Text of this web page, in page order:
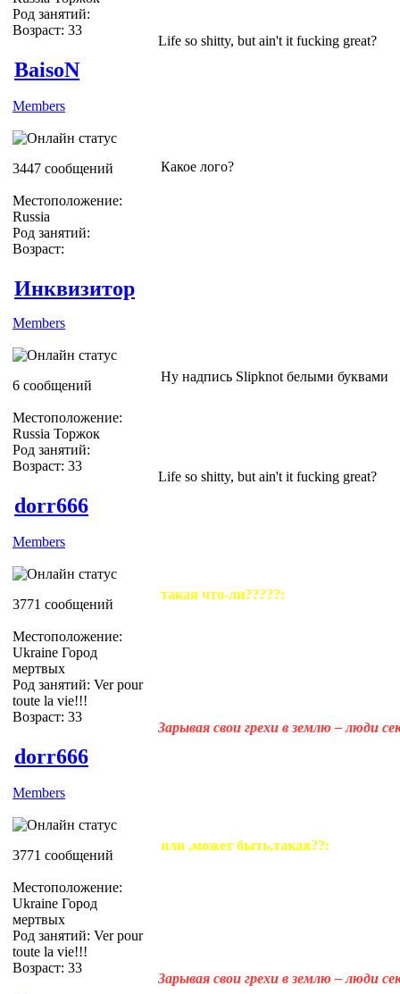
Род занятий:
Возраст: 33
Life so shitty, but ain't it fucking great?
BaisoN
Members
3447 сообщений
Местоположение:
Russia
Род занятий:
Возраст:
Какое лого?
Инквизитор
Members
6 сообщений
Местоположение:
Russia Торжок
Род занятий:
Возраст: 33
Ну надпись Slipknot белыми буквами
Life so shitty, but ain't it fucking great?
dorr666
Members
3771 сообщений
Местоположение:
Ukraine Город
мертвых
Род занятий: Ver pour
toute la vie!!!
Возраст: 33
такая что-ли?????:
Зарывая свои грехи в землю – люди
dorr666
Members
3771 сообщений
Местоположение:
Ukraine Город
мертвых
Род занятий: Ver pour
toute la vie!!!
Возраст: 33
или ,может быть,такая??:
Зарывая свои грехи в землю – люди